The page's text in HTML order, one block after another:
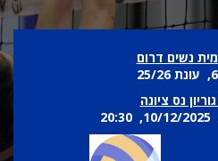
נשים דרום
נס ציונה